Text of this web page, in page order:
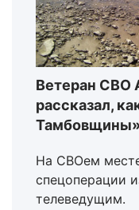
Ветеран СВО
рассказал,
Тамбовщины»
На СВОем
спецоперации
телеведущим.